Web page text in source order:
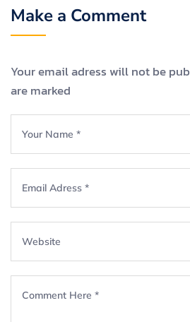
Make a Comment
Your email adress will not be
are marked